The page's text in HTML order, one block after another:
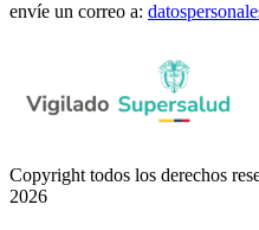
envíe un correo a:
Copyright todos los derechos
2026